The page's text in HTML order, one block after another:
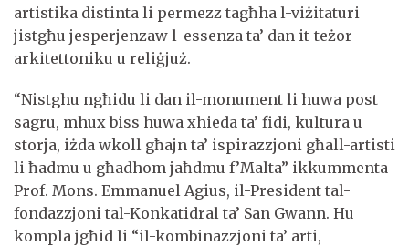
artistika distinta li permezz tagħha l-viżitaturi
jistgħu jesperjenzaw l-essenza ta’ dan it-teżor
arkitettoniku u reliġjuż.
“Nistghu ngħidu li dan il-monument li huwa post
sagru, mhux biss huwa xhieda ta’ fidi, kultura u
storja, iżda wkoll għajn ta’ ispirazzjoni għall-artisti
li ħadmu u għadhom jaħdmu f’Malta” ikkummenta
Prof. Mons. Emmanuel Agius, il-President tal-
fondazzjoni tal-Konkatidral ta’ San Gwann. Hu
kompla jgħid li “il-kombinazzjoni ta’ arti,